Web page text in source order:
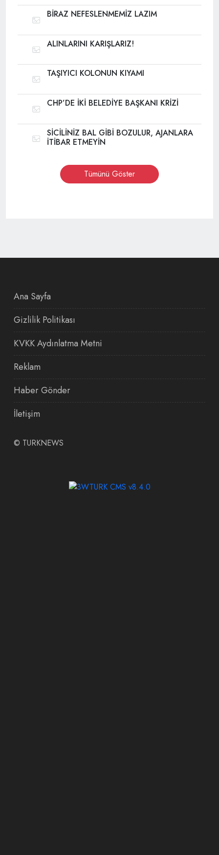
BİRAZ NEFESLENMEMİZ LAZIM
ALINLARINI KARIŞLARIZ!
TAŞIYICI KOLONUN KIYAMI
CHP’DE İKİ BELEDİYE BAŞKANI KRİZİ
SİCİLİNİZ BAL GİBİ BOZULUR, AJANLARA
İTİBAR ETMEYİN
Tümünü Göster
Ana Sayfa
Gizlilik Politikası
KVKK Aydınlatma Metni
Reklam
Haber Gönder
İletişim
© TURKNEWS